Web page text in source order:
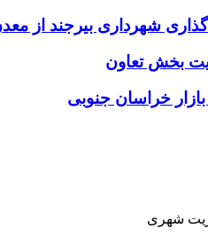
شهرداری بیرجند از
بخش تعاون
خراسان جنوبی